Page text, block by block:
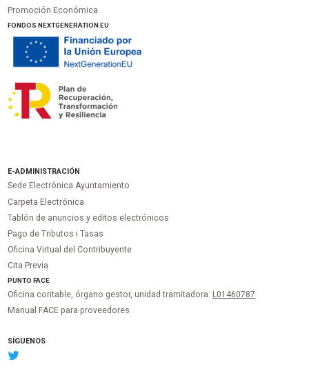
Promoción Económica
FONDOS NEXTGENERATION EU
E-ADMINISTRACIÓN
Sede Electrónica Ayuntamiento
Carpeta Electrónica
Tablón de anuncios y editos electrónicos
Pago de Tributos i Tasas
Oficina Virtual del Contribuyente
Cita Previa
PUNTOFACE
Oficina contable, órgano gestor, unidad tramitadora: L01460787
Manual FACE para proveedores
SÍGUENOS